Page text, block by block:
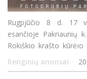
Rugpjūčio 8 d. 17
esančioje Pakriaunių
Rokiškio krašto kūrėjo
paminėti. Susirinkusieji
fotodrobi
Renginių anonsai